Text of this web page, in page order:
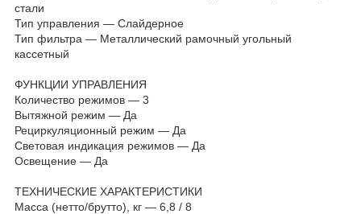
стали
Тип управления — Слайдерное
Тип фильтра — Металлический рамочный угольный
кассетный
ФУНКЦИИ УПРАВЛЕНИЯ
Количество режимов — 3
Вытяжной режим — Да
Рециркуляционный режим — Да
Световая индикация режимов — Да
Освещение — Да
ТЕХНИЧЕСКИЕ ХАРАКТЕРИСТИКИ
Масса (нетто/брутто), кг — 6,8 / 8